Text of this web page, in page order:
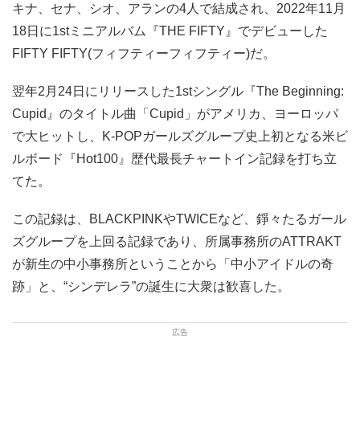
キナ、セナ、シオ、アランの4人で結成され、2022年11月
18日に1stミニアルバム『THE FIFTY』でデビューした
FIFTY FIFTY(フィフティーフィフティー)だ。
翌年2月24日にリリースした1stシングル『The Beginning:
Cupid』のタイトル曲「Cupid」がアメリカ、ヨーロッパ
で大ヒットし、K-POPガールズグループ史上初となる米ビ
ルボード『Hot100』歴代最長チャートイン記録を打ち立
てた。
この記録は、BLACKPINKやTWICEなど、錚々たるガール
ズグループを上回る記録であり、所属事務所のATTRAKT
が新生の中小事務所ということから「中小アイドルの奇
跡」と、“シンデレラ”の誕生に大衆は歓喜した。